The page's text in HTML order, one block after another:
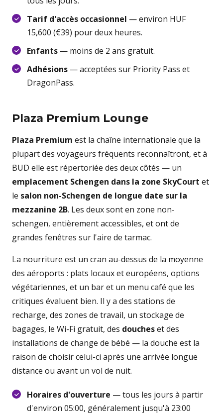
Tarif d'accès occasionnel — environ HUF
15,600 (€39) pour deux heures.
Enfants — moins de 2 ans gratuit.
Adhésions — acceptées sur Priority Pass et
DragonPass.
Plaza Premium Lounge
Plaza Premium est la chaîne internationale que la
plupart des voyageurs fréquents reconnaîtront, et à
BUD elle est répertoriée des deux côtés — un
emplacement Schengen dans la zone SkyCourt et
le salon non-Schengen de longue date sur la
mezzanine 2B. Les deux sont en zone non-
schengen, entièrement accessibles, et ont de
grandes fenêtres sur l'aire de tarmac.
La nourriture est un cran au-dessus de la moyenne
des aéroports : plats locaux et européens, options
végétariennes, et un bar et un menu café que les
critiques évaluent bien. Il y a des stations de
recharge, des zones de travail, un stockage de
bagages, le Wi-Fi gratuit, des doucheset des
installations de change de bébé — la douche est la
raison de choisir celui-ci après une arrivée longue
distance ou avant un vol de nuit.
Horaires d'ouverture — tous les jours à partir
d'environ 05:00, généralement jusqu'à 23:00